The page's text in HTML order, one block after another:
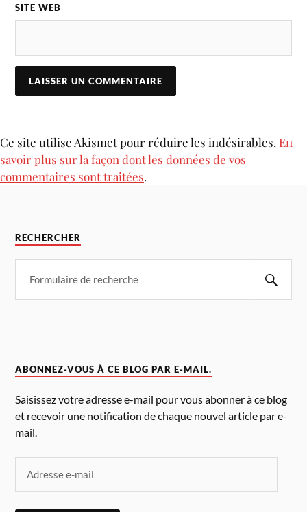
SITE WEB
Ce site utilise Akismet pour réduire les indésirables. En
savoir plus sur la façon dont les données de vos
commentaires sont traitées.
RECHERCHER
ABONNEZ-VOUS À CE BLOG PAR E-MAIL.
Saisissez votre adresse e-mail pour vous abonner à ce blog
et recevoir une notification de chaque nouvel article par e-
mail.